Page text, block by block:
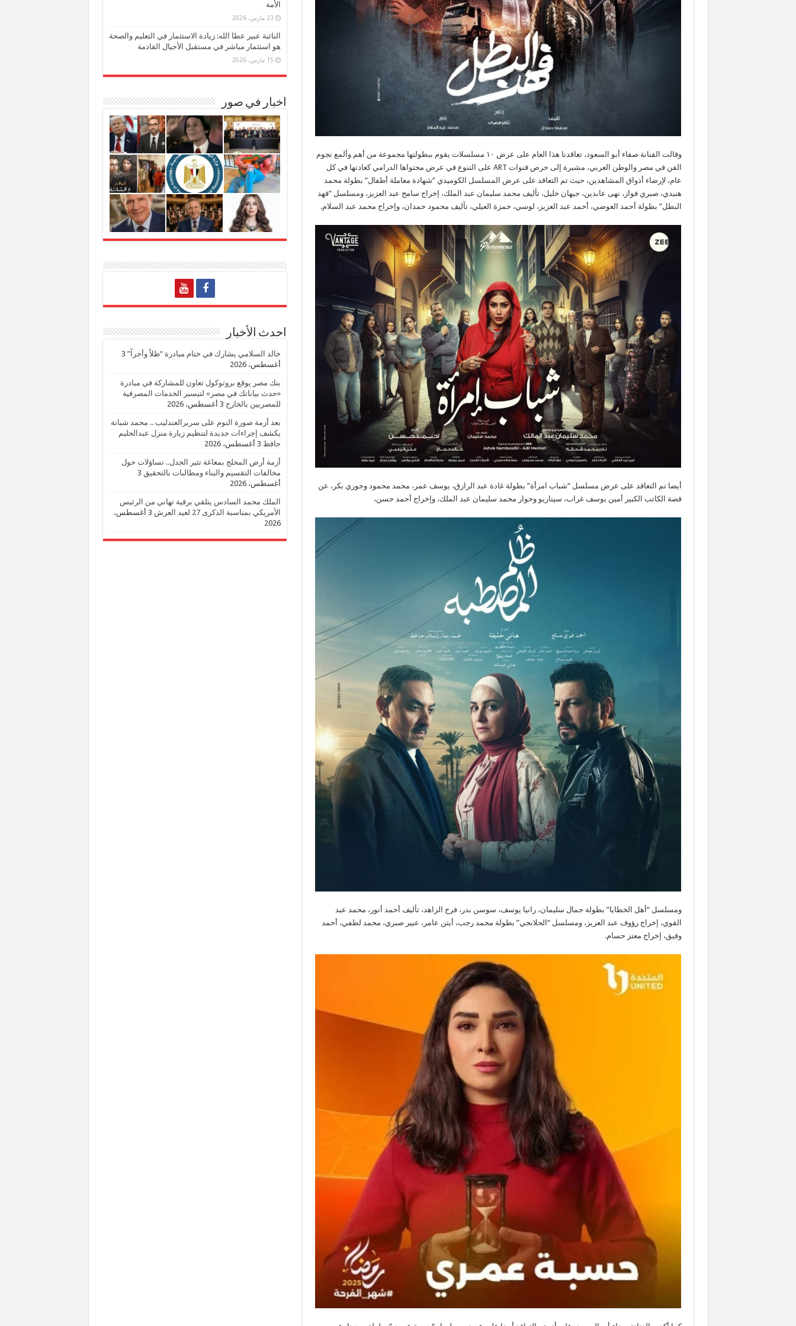
وقالت الفنانة صفاء أبو السعود، تعاقدنا هذا العام على عرض ١٠ مسلسلات يقوم ببطولتها مجموعة من أهم وألمع نجوم
الفن في مصر والوطن العربي، مشيرة إلى حرص قنوات ART على التنوع في عرض محتواها الدرامي كعادتها في كل
عام، لإرضاء أذواق المشاهدين، حيث تم التعاقد على عرض المسلسل الكوميدي “شهادة معاملة أطفال” بطولة محمد
هنيدي، صبري فواز، نهى عابدين، جيهان خليل، تأليف محمد سليمان عبد الملك، إخراج سامح عبد العزيز، ومسلسل “فهد
البطل” بطولة أحمد العوضي، أحمد عبد العزيز، لوسي، حمزة العيلي، تأليف محمود حمدان، وإخراج محمد عبد السلام.
أيضا تم التعاقد على عرض مسلسل “شباب امرأة” بطولة غادة عبد الرازق، يوسف عمر، محمد محمود وجوري بكر، عن
قصة الكاتب الكبير أمين يوسف غراب، سيناريو وحوار محمد سليمان عبد الملك، وإخراج أحمد حسن،
ومسلسل “أهل الخطايا” بطولة جمال سليمان، رانيا يوسف، سوسن بدر، فرح الزاهد، تأليف أحمد أنور، محمد عبد
القوي، إخراج رؤوف عبد العزيز، ومسلسل “الحلانجي” بطولة محمد رجب، أيتن عامر، عبير صبري، محمد لطفي، أحمد
وفيق، إخراج معتز حسام.
الأمة
23 مارس، 2026
النائبة عبير عطا الله: زيادة الاستثمار في التعليم والصحة
هو استثمار مباشر في مستقبل الأجيال القادمة
15 مارس، 2026
اخبار في صور
احدث الأخبار
خالد السلامي يشارك في ختام مبادرة “ظلاً وأجراً” 3
أغسطس، 2026
بنك مصر يوقع بروتوكول تعاون للمشاركة في مبادرة
«حدث بياناتك في مصر» لتيسير الخدمات المصرفية
للمصريين بالخارج 3 أغسطس، 2026
بعد أزمة صورة النوم على سريرالعندليب .. محمد شبانة
يكشف إجراءات جديدة لتنظيم زيارة منزل عبدالحليم
حافظ 3 أغسطس، 2026
أزمة أرض المحلج بمغاغة تثير الجدل.. تساؤلات حول
مخالفات التقسيم والبناء ومطالبات بالتحقيق 3
أغسطس، 2026
الملك محمد السادس يتلقي برقية تهاني من الرئيس
الأمريكي بمناسبة الذكرى 27 لعيد العرش
3 أغسطس،
2026